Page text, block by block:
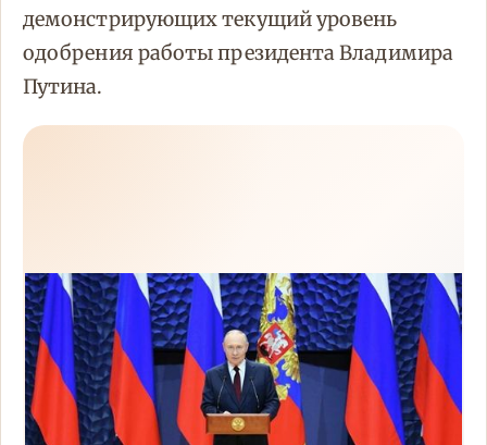
демонстрирующих текущий уровень
одобрения работы президента Владимира
Путина.